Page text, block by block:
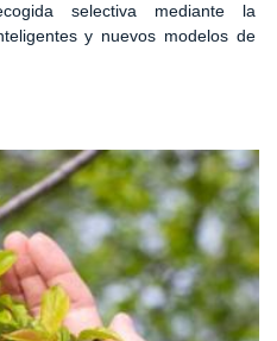
selectiva mediante la
y nuevos modelos de